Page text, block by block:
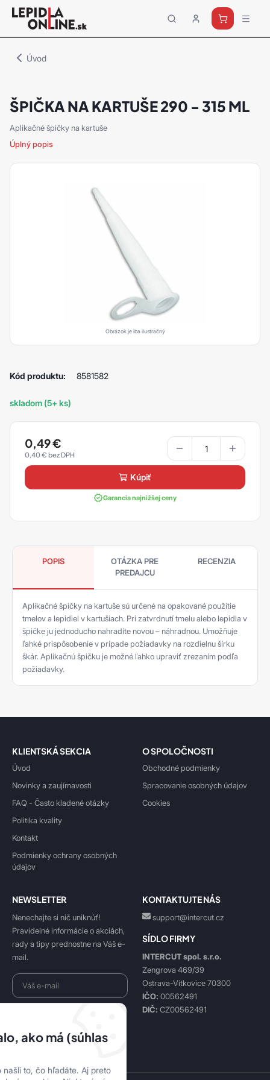
Priemyselné
lepidlá
Úvod
ŠPIČKA NA KARTUŠE 290 - 315 ML
Aplikačné špičky na kartuše
Úplný popis
Obrázok je iba ilustračný
Kód produktu: 8581582
skladom (5+ ks)
0,49€
0,40€
kúpiť
Garancia najnižšej ceny
POPIS
OTÁZKA PRE
PREDAJCU
RECENZIA
Aplikačné špičky na kartuše sú určené na opakované použitie
tmelov a lepidiel v kartušiach. Pri zatvrdnutí tmelu alebo lepidla v
špičke ju jednoducho nahradíte novou – náhradnou. Umožňuje
ľahké prispôsobenie v prípade požiadavky na rozdielnu šírku
škár. Aplikačnú špičku je možné ľahko upraviť zrezaním podľa
požiadavky.
KLIENTSKÁ SEKCIA
Úvod
Novinky a zaujímavosti
FAQ - Často kladené otázky
Politika kvality
Kontakt
Podmienky ochrany osobných
údajov
O SPOLOČNOSTI
Obchodné podmienky
Spracovanie osobných údajov
Cookies
NEWSLETTER
Nenechajte si nič uniknúť!
Pravidelné informácie o akciách,
rady a tipy prednostne na Váš e-
mail.
Prihlásiť sa k odberu
KONTAKTUJTE NÁS
support@intercut.cz
SÍDLO FIRMY
INTERCUT spol. s.r.o.
Zengrova 469/39
Ostrava-Vítkovice 70300
IČO: 00562491
DIČ: CZ00562491
ako má (súhlas
to, čo hľadáte. Aj preto